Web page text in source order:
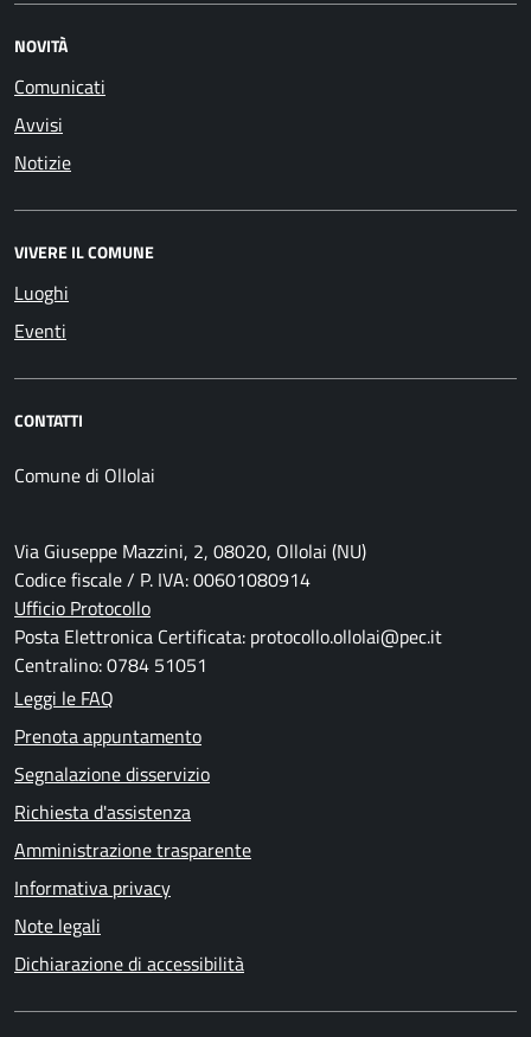
NOVITÀ
Comunicati
Avvisi
Notizie
VIVERE IL COMUNE
Luoghi
Eventi
CONTATTI
Comune di Ollolai
Via Giuseppe Mazzini, 2, 08020, Ollolai (NU)
Codice fiscale / P. IVA: 00601080914
Ufficio Protocollo
Posta Elettronica Certificata: protocollo.ollolai@pec.it
Centralino: 0784 51051
Leggi le FAQ
Prenota appuntamento
Segnalazione disservizio
Richiesta d'assistenza
Amministrazione trasparente
Informativa privacy
Note legali
Dichiarazione di accessibilità